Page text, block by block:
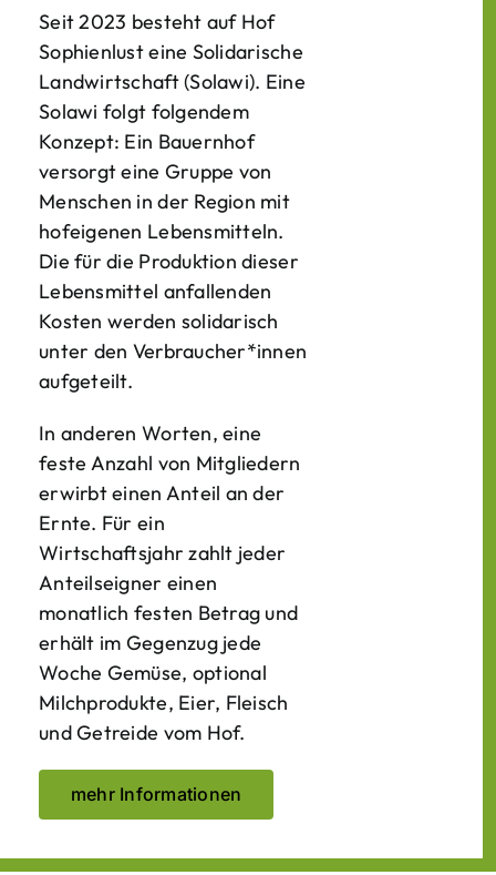
Seit 2023 besteht auf Hof
Sophienlust eine Solidarische
Landwirtschaft (Solawi). Eine
Solawi folgt folgendem
Konzept: Ein Bauern­hof
versorgt eine Gruppe von
Menschen in der Region mit
hof­eigenen Lebens­mitteln.
Die für die Produktion dieser
Lebens­mittel anfallenden
Kosten werden solidarisch
unter den Verbraucher*­innen
aufgeteilt.
In anderen Worten, eine
feste Anzahl von Mitgliedern
erwirbt einen Anteil an der
Ernte. Für ein
Wirtschaftsjahr zahlt jeder
Anteilseigner einen
monatlich festen Betrag und
erhält im Gegenzug jede
Woche Gemüse, optional
Milchprodukte, Eier, Fleisch
und Getreide vom Hof.
mehr Informationen